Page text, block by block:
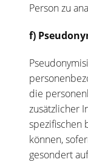
Person zu
f)
die
zusätzlicher
spezifischen
können,
gesondert